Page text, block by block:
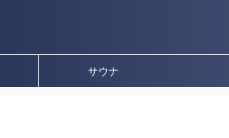
サウナ